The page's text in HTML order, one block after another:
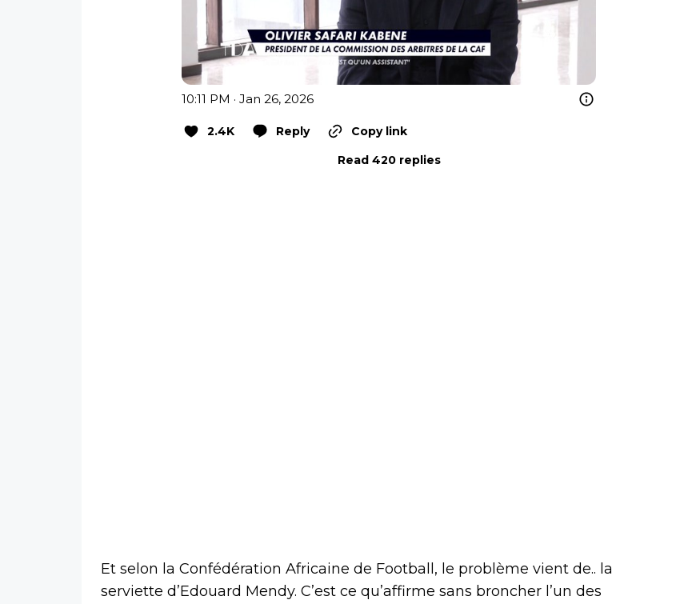
10:11 PM · Jan 26, 2026
2.4K Reply
Copy link
Read 420 replies
Et selon la Confédération Africaine de Football, le problème vient de.. la
serviette d’Edouard Mendy. C’est ce qu’affirme sans broncher l’un des